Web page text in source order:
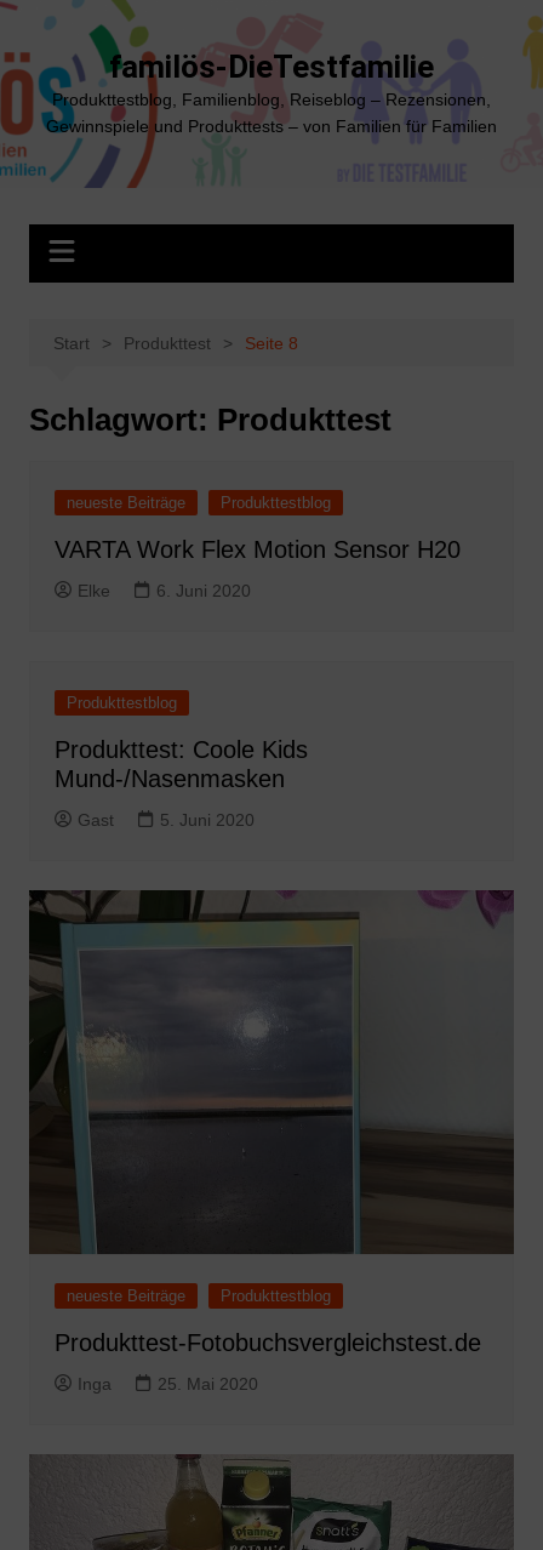
Zum
springen
familös-DieTestfamilie
Produkttestblog, Familienblog, Reiseblog – Rezensionen,
Gewinnspiele und Produkttests – von Familien für Familien
Start Produkttest Seite 8
Schlagwort: Produkttest
neueste Beiträge Produkttestblog
VARTA Work Flex Motion Sensor H20
Elke 6. Juni 2020
Produkttestblog
Produkttest: Coole Kids
Mund-/Nasenmasken
Gast 5. Juni 2020
neueste Beiträge Produkttestblog
Produkttest-Fotobuchsvergleichstest.de
Inga 25. Mai 2020